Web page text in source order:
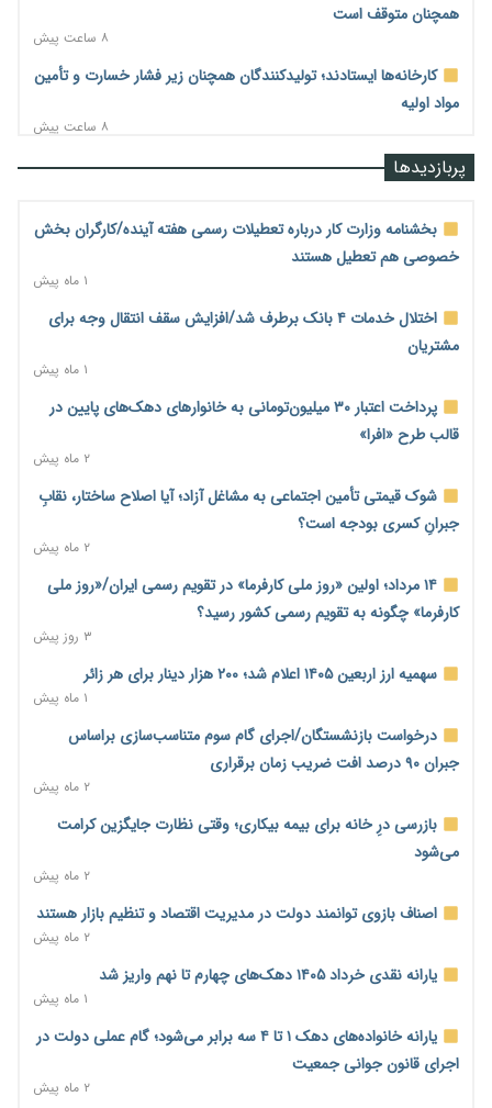
همچنان متوقف است
۸ ساعت پیش
کارخانه‌ها ایستادند؛ تولیدکنندگان همچنان زیر فشار خسارت و تأمین
مواد اولیه
۸ ساعت پیش
قیمت مسکن در دست سازنده‌های خرد؛ چگونه «عددسازی» بازار
منابع صندوق ملی مسکن به متقاضیان رسید؛ اولویت با پروژه‌های
هشدار درباره آینده صندوق‌های بازنشستگی؛ اعتماد بیمه‌پردازان را
ترمیم مزد در راه است؟ تأکید بر افزایش مزد پایه و شفافیت سبد
وام بدون رتبه اعتباری؛ صندوق کارآفرینی امید از حمایت متفاوت
ناترازی برق ۳۰ درصد کاهش یافت؛ وعده وزارت نیرو برای رفع
محدودیت صنایع
۱۰ ساعت پیش
ورود بخش خصوصی به حکمرانی اشتغال؛ «یاوران پیشرفت»
امسال گسترده‌تر می‌شود
۱۰ ساعت پیش
مطالبه کارگران جنوب برای پرداخت «حق جنگ»؛ از نفت و گاز تا
شبکه برق
۱۰ ساعت پیش
حساب‌های شرکت ملی نفت در بانک صنعت و معدن مسدود شد؛
بدهی یک میلیارد دلاری
درآمد کارگزاری‌ها چقدر است؟ کانون کارگزاران اعداد منتشرشده در
فضای مجازی را تکذیب کرد
پربازدیدها
بخشنامه وزارت کار درباره تعطیلات رسمی هفته آینده/کارگران بخش
خصوصی هم تعطیل هستند
۱ ماه پیش
اختلال خدمات ۴ بانک برطرف شد/افزایش سقف انتقال وجه برای
مشتریان
۱ ماه پیش
پرداخت اعتبار ۳۰ میلیون‌تومانی به خانوارهای دهک‌های پایین در
قالب طرح «افرا»
۲ ماه پیش
شوک قیمتی تأمین اجتماعی به مشاغل آزاد؛ آیا اصلاح ساختار، نقابِ
جبرانِ کسری بودجه است؟
۲ ماه پیش
۱۴ مرداد؛ اولین «روز ملی کارفرما» در تقویم رسمی ایران/«روز ملی
کارفرما» چگونه به تقویم رسمی کشور رسید؟
۳ روز پیش
سهمیه ارز اربعین ۱۴۰۵ اعلام شد؛ ۲۰۰ هزار دینار برای هر زائر
۱ ماه پیش
درخواست بازنشستگان/اجرای گام سوم متناسب‌سازی براساس
جبران ۹۰ درصد افت ضریب زمان برقراری
۲ ماه پیش
بازرسی درِ خانه برای بیمه بیکاری؛ وقتی نظارت جایگزین کرامت
می‌شود
۲ ماه پیش
اصناف بازوی توانمند دولت در مدیریت اقتصاد و تنظیم بازار هستند
۲ ماه پیش
یارانه نقدی خرداد ۱۴۰۵ دهک‌های چهارم تا نهم واریز شد
۱ ماه پیش
یارانه خانواده‌های دهک ۱ تا ۴ سه برابر می‌شود؛ گام عملی دولت در
اجرای قانون جوانی جمعیت
۲ ماه پیش